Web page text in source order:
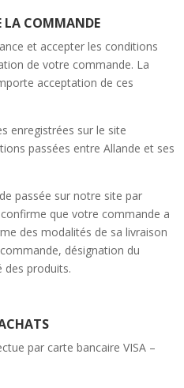
LA COMMANDE
et accepter les conditions
de votre commande. La
acceptation de ces
enregistrées sur le site
passées entre Allande et ses
passée sur notre site par
que votre commande a
des modalités de sa livraison
désignation du
des produits.
par carte bancaire VISA –